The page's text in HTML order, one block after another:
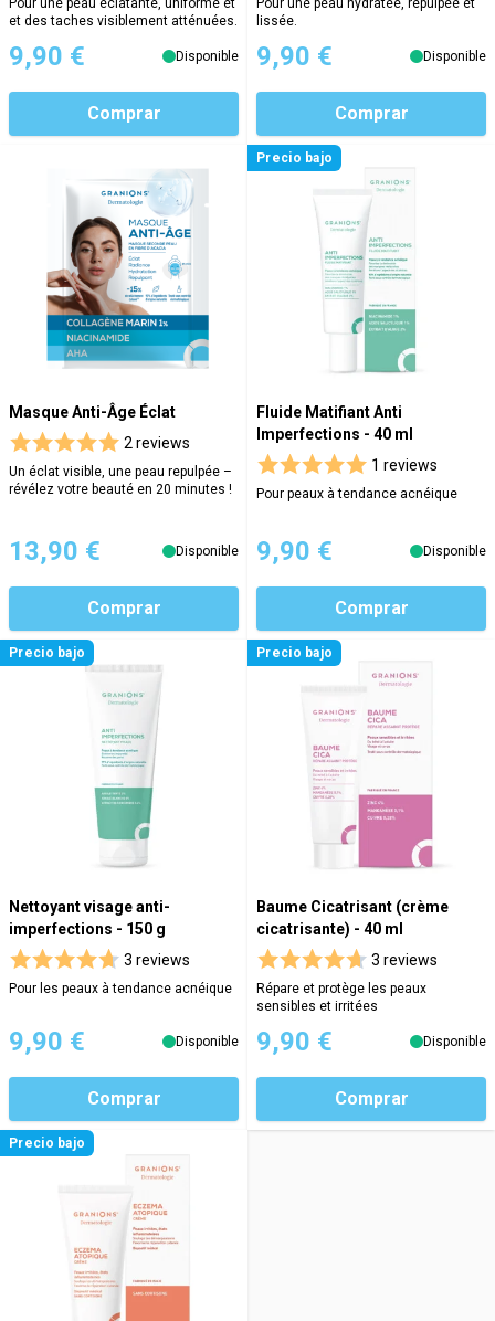
Pour une peau éclatante, uniforme et
et des taches visiblement atténuées.
9,90 € Disponible
Comprar
Pour une peau hydratée, repulpée et
lissée.
9,90 € Disponible
Comprar
Masque Anti-Âge Éclat
2 reviews
Un éclat visible, une peau repulpée –
révélez votre beauté en 20 minutes !
13,90 € Disponible
Comprar
Precio bajo
Fluide Matifiant Anti
Imperfections - 40 ml
1 reviews
Pour peaux à tendance acnéique
9,90 € Disponible
Comprar
Precio bajo
Nettoyant visage anti-
imperfections - 150 g
3 reviews
Pour les peaux à tendance acnéique
9,90 € Disponible
Comprar
Precio bajo
Baume Cicatrisant (crème
cicatrisante) - 40 ml
3 reviews
Répare et protège les peaux
sensibles et irritées
9,90 € Disponible
Comprar
Precio bajo